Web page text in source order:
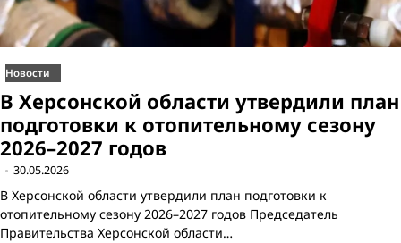
Новости
В Херсонской области утвердили план
подготовки к отопительному сезону
2026–2027 годов
30.05.2026
В Херсонской области утвердили план подготовки к
отопительному сезону 2026–2027 годов Председатель
Правительства Херсонской области…